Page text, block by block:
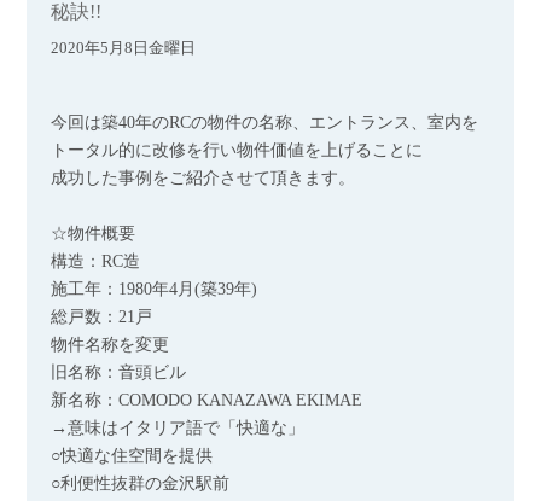
秘訣!!
2020年5月8日金曜日
今回は築40年のRCの物件の名称、エントランス、室内を
トータル的に改修を行い物件価値を上げることに
成功した事例をご紹介させて頂きます。
☆物件概要
構造：RC造
施工年：1980年4月(築39年)
総戸数：21戸
物件名称を変更
旧名称：音頭ビル
新名称：COMODO KANAZAWA EKIMAE
→意味はイタリア語で「快適な」
○快適な住空間を提供
○利便性抜群の金沢駅前